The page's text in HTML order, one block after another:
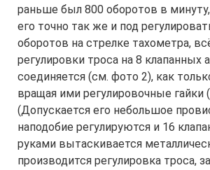
раньше был 800 оборотов в
его точно так же и под
оборотов на стрелке тахометра,
регулировки троса на 8
соединяется (см. фото 2), как
вращая ими регулировочные гайки
(Допускается его небольшое
наподобие регулируются и 16
руками вытаскивается
производится регулировка троса,